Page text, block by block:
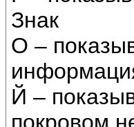
Знак
О –
Й –